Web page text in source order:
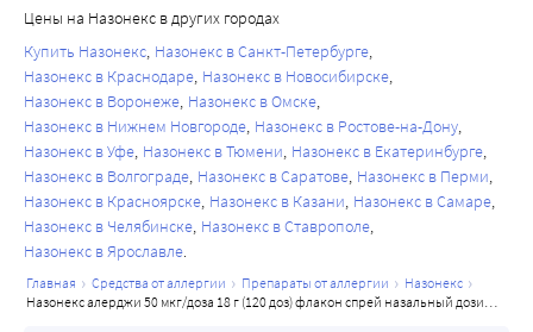
в случае контакта с больными некоторыми
инфекционными заболеваниями (например, ветряной
оспой, корью), а также о необходимости врачебной
консультации, если такой контакт произошел.
При применении назального спрея мометазона в течение
12 месяцев не возникало признаков атрофии слизистой
оболочки носа. Кроме того, мометазона фуроат
проявлял тенденцию способствовать нормализации
гистологической картины при исследовании биоптатов
Влияние на способность управлять транспортными
Цены на Назонекс в других городах
Купить Назонекс Назонекс в Санкт-Петербурге
Назонекс в Краснодаре Назонекс в Новосибирске
Назонекс в Воронеже Назонекс в Омске
Назонекс в Нижнем Новгороде Назонекс в Ростове-на-Дону
Назонекс в Уфе Назонекс в Тюмени Назонекс в Екатеринбурге
Назонекс в Волгограде Назонекс в Саратове Назонекс в Перми
Назонекс в Красноярске Назонекс в Казани Назонекс в Самаре
Назонекс в Челябинске Назонекс в Ставрополе
Назонекс в Ярославле
главная средства от аллергии препараты от аллергии
назонекс
назонекс алерджи 50 мкг/доза 18 г (120 доз) флакон спрей назальный дозированный